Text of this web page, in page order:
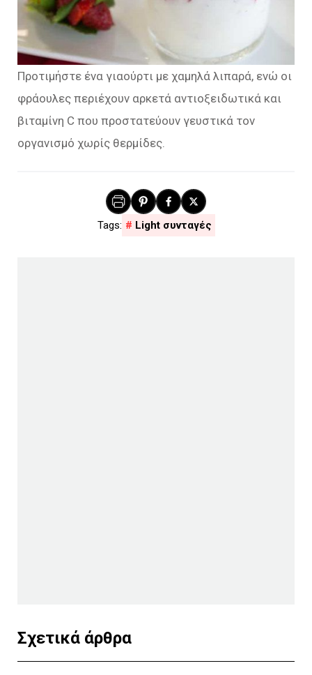
Προτιμήστε ένα γιαούρτι με χαμηλά λιπαρά, ενώ οι
φράουλες περιέχουν αρκετά αντιοξειδωτικά και
βιταμίνη C που προστατεύουν γευστικά τον
οργανισμό χωρίς θερμίδες.
Light συνταγές
Σχετικά άρθρα